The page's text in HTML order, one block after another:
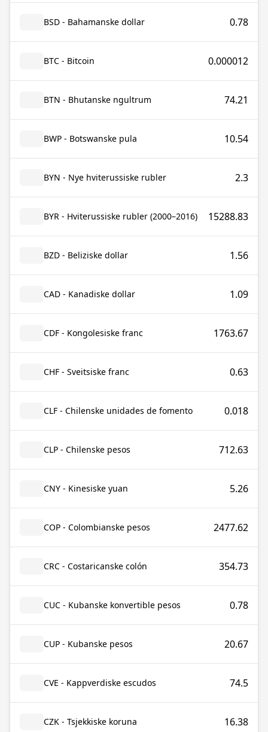
BSD - Bahamanske dollar 0.78
BTC - Bitcoin 0.000012
BTN - Bhutanske ngultrum 74.21
BWP - Botswanske pula 10.54
BYN - Nye hviterussiske rubler 2.3
BYR - Hviterussiske rubler (2000–2016) 15288.83
BZD - Beliziske dollar 1.56
CAD - Kanadiske dollar 1.09
CDF - Kongolesiske franc 1763.67
CHF - Sveitsiske franc 0.63
CLF - Chilenske unidades de fomento 0.018
CLP - Chilenske pesos 712.63
CNY - Kinesiske yuan 5.26
COP - Colombianske pesos 2477.62
CRC - Costaricanske colón 354.73
CUC - Kubanske konvertible pesos 0.78
CUP - Kubanske pesos 20.67
CVE - Kappverdiske escudos 74.5
CZK - Tsjekkiske koruna 16.38